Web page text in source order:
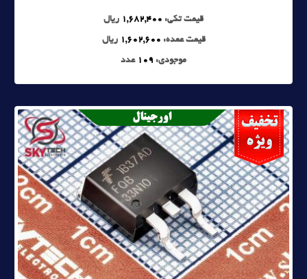
قیمت تکی: 1,682,400 ریال
قیمت عمده: 1,602,600 ریال
موجودی: 109 عدد